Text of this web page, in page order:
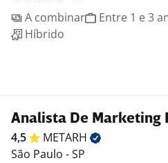
A combinar
Entre 1 e 3
Híbrido
Analista De Marketing
4,5
METARH
São Paulo - SP